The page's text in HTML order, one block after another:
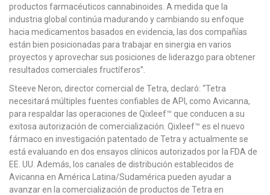
productos farmacéuticos cannabinoides. A medida que la
industria global continúa madurando y cambiando su enfoque
hacia medicamentos basados ​​en evidencia, las dos compañías
están bien posicionadas para trabajar en sinergia en varios
proyectos y aprovechar sus posiciones de liderazgo para obtener
resultados comerciales fructíferos”.
Steeve Neron, director comercial de Tetra, declaró: “Tetra
necesitará múltiples fuentes confiables de API, como Avicanna,
para respaldar las operaciones de Qixleef™ que conducen a su
exitosa autorización de comercialización. Qixleef™ es el nuevo
fármaco en investigación patentado de Tetra y actualmente se
está evaluando en dos ensayos clínicos autorizados por la FDA de
EE. UU. Además, los canales de distribución establecidos de
Avicanna en América Latina/Sudamérica pueden ayudar a
avanzar en la comercialización de productos de Tetra en